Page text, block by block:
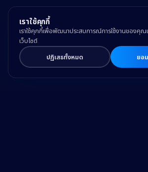
เราใช้คุกกี้
เราใช้คุกกี้เพื่อพัฒนาประสบการณ์การใช้งานของคุณ
เว็บไซต์
ปฏิเสธทั้งหมด
ยอ